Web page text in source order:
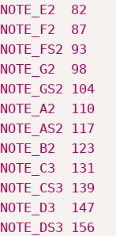
NOTE_E2
82
NOTE_F2
87
NOTE_FS2 93
NOTE_G2
98
NOTE_GS2
104
NOTE_A2
110
NOTE_AS2
117
NOTE_B2
123
NOTE_C3
131
NOTE_CS3
139
NOTE_D3
147
NOTE_DS3
156